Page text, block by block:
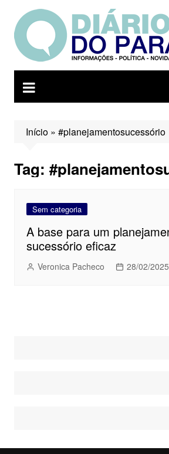
para
conteúdo
Início» #planejamentosucessório
Tag:
Sem categoria
A base para um
sucessório eficaz
Veronica Pacheco 28/02/2025